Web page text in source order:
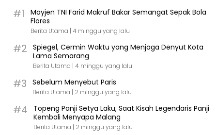
#1
Mayjen TNI Farid Makruf Bakar Semangat Sepak Bola
Flores
Berita Utama | 4 minggu yang lalu
#2
Spiegel, Cermin Waktu yang Menjaga Denyut Kota
Lama Semarang
Berita Utama | 4 minggu yang lalu
#3 Sebelum Menyebut Paris
Berita Utama | 2 minggu yang lalu
#4
Topeng Panji Setya Laku, Saat Kisah Legendaris Panji
Kembali Menyapa Malang
Berita Utama | 2 minggu yang lalu